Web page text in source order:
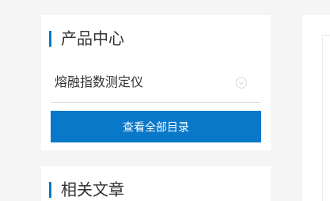
产品中心
熔融指数测定仪
查看全部目录
相关文章